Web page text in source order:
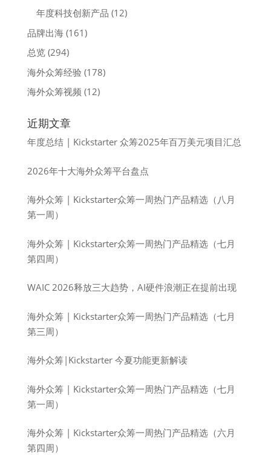
年度科技创新产品 (12)
品牌出海(161)
总览(294)
海外众筹经验 (178)
海外众筹视频 (12)
近期文章
年度总结 | Kickstarter 众筹2025年百万美元项目汇总
2026年十大海外众筹平台盘点
海外众筹 | Kickstarter众筹一周热门产品精选（八月
第一周）
海外众筹 | Kickstarter众筹一周热门产品精选（七月
第四周）
WAIC 2026释放三大趋势，AI硬件浪潮正在提前出现
海外众筹 | Kickstarter众筹一周热门产品精选（七月
第三周）
海外众筹|Kickstarter 今夏功能更新解读
海外众筹 | Kickstarter众筹一周热门产品精选（七月
第一周）
海外众筹 | Kickstarter众筹一周热门产品精选（六月
第四周）